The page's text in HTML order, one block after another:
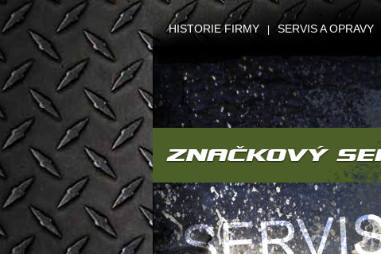
HISTORIE FIRMY SERVIS A OPRAVY